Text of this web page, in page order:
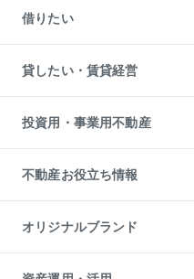
中古一戸建ての購入
不動産購入の流れ
注目キーワード物件特集
購入ガイド
English 繁体中文簡体中文
一戸建ての売却・査定
土地の売却・査定
スピードAI査定
不動産査定について
不動産売却の流れ
不動産買換えの流れ
売却ガイド
借りたい
オフィス・店舗の賃貸
借りるときの流れ
借りるガイド
貸したい・賃貸経営
マンション賃料データ
賃貸管理プラン
リロケーションについて
貸すガイド
投資用・事業用不動産
事業用不動産
マンション投資
投資用マンション
アパート経営
収益物件
ビル購入（ビル一棟）
不動産お役立ち情報
マンションライブラリー
人気マンションランキング
暮らしに役立つ不動産メディア
オリジナルブランド
一棟リノベーションマンション